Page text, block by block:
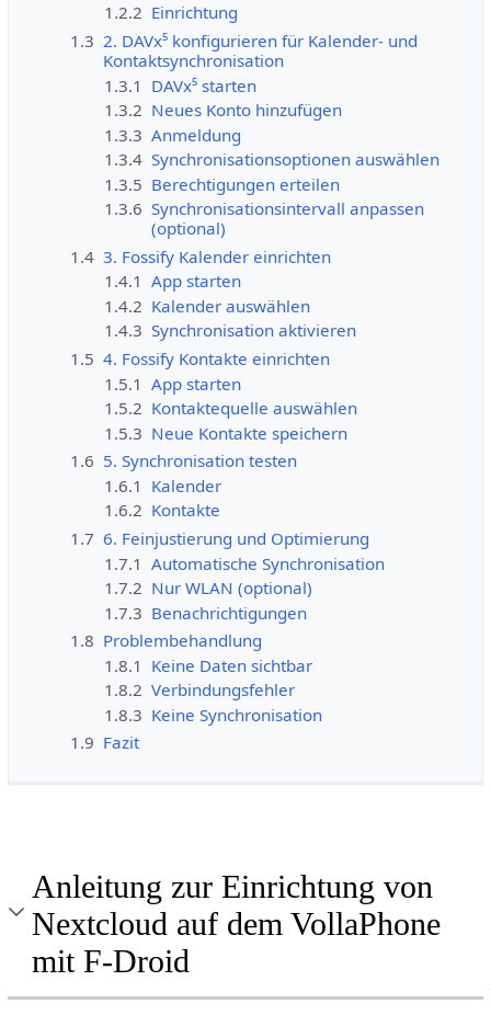
1.2.2 Einrichtung
1.3 2. DAVx⁵ konfigurieren für Kalender- und
Kontaktsynchronisation
1.3.1 DAVx⁵ starten
1.3.2 Neues Konto hinzufügen
1.3.3 Anmeldung
1.3.4 Synchronisationsoptionen auswählen
1.3.5 Berechtigungen erteilen
1.3.6 Synchronisationsintervall anpassen
(optional)
1.4 3. Fossify Kalender einrichten
1.4.1 App starten
1.4.2 Kalender auswählen
1.4.3 Synchronisation aktivieren
1.5 4. Fossify Kontakte einrichten
1.5.1 App starten
1.5.2 Kontaktequelle auswählen
1.5.3 Neue Kontakte speichern
1.6 5. Synchronisation testen
1.6.1 Kalender
1.6.2 Kontakte
1.7 6. Feinjustierung und Optimierung
1.7.1 Automatische Synchronisation
1.7.2 Nur WLAN (optional)
1.7.3 Benachrichtigungen
1.8 Problembehandlung
1.8.1 Keine Daten sichtbar
1.8.2 Verbindungsfehler
1.8.3 Keine Synchronisation
1.9 Fazit
Anleitung zur Einrichtung von
Nextcloud auf dem VollaPhone
mit F-Droid